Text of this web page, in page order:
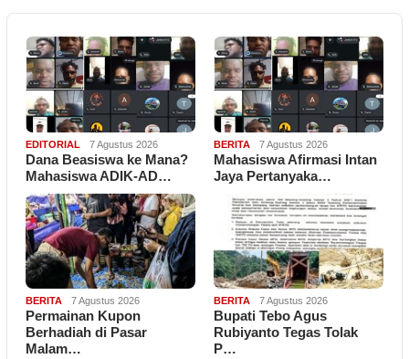
EDITORIAL 7 Agustus 2026
Dana Beasiswa ke Mana?
Mahasiswa ADIK-AD…
BERITA 7 Agustus 2026
Mahasiswa Afirmasi Intan
Jaya Pertanyaka…
BERITA 7 Agustus 2026
Permainan Kupon
Berhadiah di Pasar
Malam…
BERITA 7 Agustus 2026
Bupati Tebo Agus
Rubiyanto Tegas Tolak
P…